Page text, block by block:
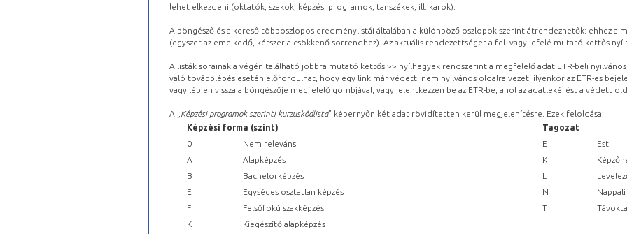
lehet elkezdeni (oktatók, szakok, képzési programok, tanszékek, ill. karok).
A böngésző és a kereső többoszlopos eredménylistái általában a különböző oszlopok szerint átrendezhetők: ehhez a
(egyszer az emelkedő, kétszer a csökkenő sorrendhez). Az aktuális rendezettséget a fel- vagy lefelé mutató kettős
A listák sorainak a végén található jobbra mutató kettős >> nyílhegyek rendszerint a megfelelő adat ETR-beli
való továbblépés esetén előfordulhat, hogy egy link már védett, nem nyilvános oldalra vezet, ilyenkor az ETR-es
vagy lépjen vissza a böngészője megfelelő gombjával, vagy jelentkezzen be az ETR-be, ahol az adatlekérést a védett
A „ Képzési programok szerinti kurzuskódlista” képernyőn két adat rövidítetten kerül megjelenítésre. Ezek feloldása:
Képzési forma (szint)
Tagozat
0
Nem releváns E
Esti
A
Alapképzés K
B
Bachelorképzés L
E
Egységes osztatlan képzés N
Nappali
F
Felsőfokú szakképzés T
K
Kiegészítő alapképzés